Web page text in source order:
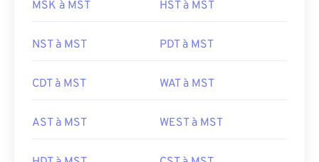
MSK à MST HST à MST
NST à MST PDT à MST
CDT à MST WAT à MST
AST à MST WEST à MST